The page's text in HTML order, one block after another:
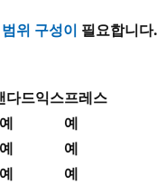
위 구성이 필요합니다.
다드익스프레스
예
예
예
예
예
예